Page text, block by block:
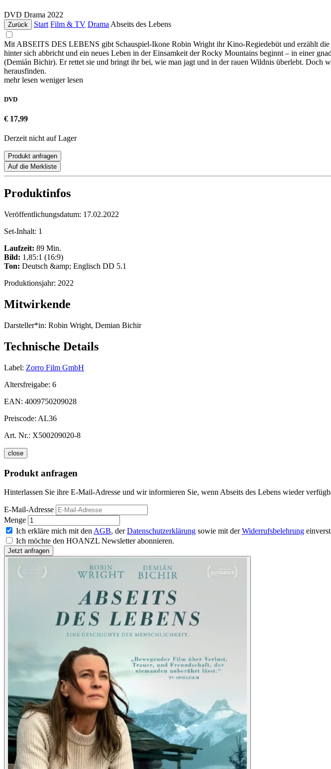
DVD Drama 2022
Zurück Start Film & TV Drama Abseits des Lebens
Mit ABSEITS DES LEBENS gibt Schauspiel-Ikone Robin Wright ihr Kino-Regiedebüt und erzählt
hinter sich abbricht und ein neues Leben in der Einsamkeit der Rocky Mountains beginnt – in einer
(Demián Bichir). Er rettet sie und bringt ihr bei, wie man jagt und in der rauen Wildnis überlebt. Doch
herausfinden.
mehr lesen weniger lesen
DVD
€ 17,99
Derzeit nicht auf Lager
Produkt anfragen
Auf die Merkliste
Produktinfos
Veröffentlichungsdatum: 17.02.2022
Set-Inhalt: 1
Laufzeit: 89 Min.
Bild: 1,85:1 (16:9)
Ton: Deutsch &amp; Englisch DD 5.1
Produktionsjahr: 2022
Mitwirkende
Darsteller*in: Robin Wright, Demian Bichir
Technische Details
Label: Zorro Film GmbH
Altersfreigabe: 6
EAN: 4009750209028
Preiscode: AL36
Art. Nr.: X500209020-8
close
Produkt anfragen
Hinterlassen Sie ihre E-Mail-Adresse und wir informieren Sie, wenn Abseits des Lebens wieder
E-Mail-Adresse
Menge
Ich erkläre mich mit den AGB, derDatenschutzerklärung sowie mit derWiderrufsbelehrung
Ich möchte den HOANZL Newsletter abonnieren.